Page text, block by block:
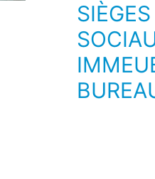
SIÈGES